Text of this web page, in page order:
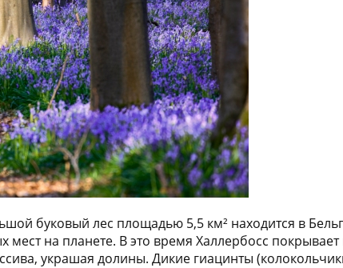
буковый лес площадью 5,5 км² находится в
на планете. В это время Халлербосс
украшая долины. Дикие гиацинты